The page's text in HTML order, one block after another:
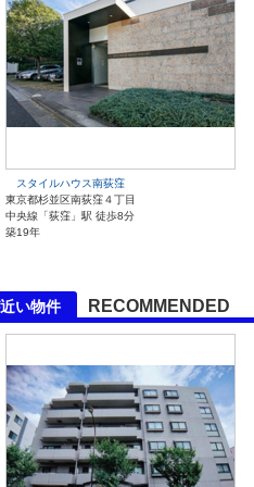
スタイルハウス南荻窪
東京都杉並区南荻窪４丁目
中央線「荻窪」駅 徒歩8分
築19年
い物件 RECOMMENDED